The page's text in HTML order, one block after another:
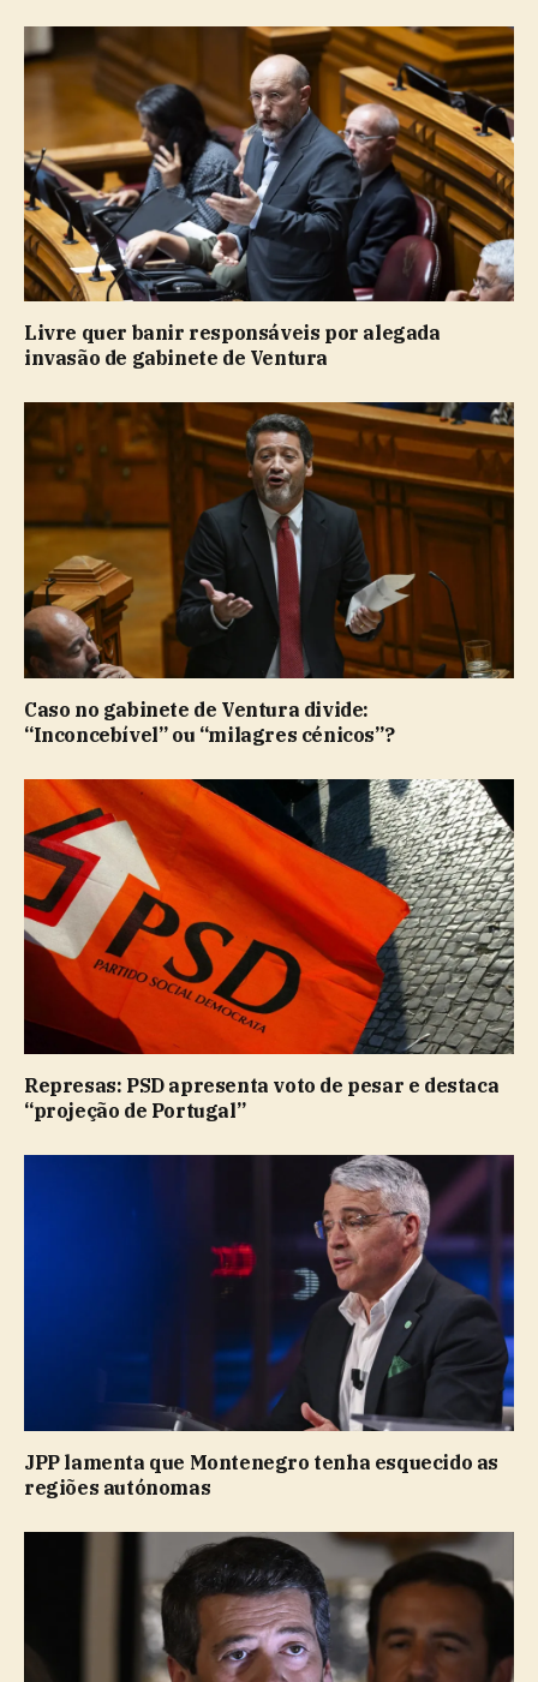
Livre quer banir responsáveis por alegada
invasão de gabinete de Ventura
Caso no gabinete de Ventura divide:
“Inconcebível” ou “milagres cénicos”?
Represas: PSD apresenta voto de pesar e destaca
“projeção de Portugal”
JPP lamenta que Montenegro tenha esquecido as
regiões autónomas